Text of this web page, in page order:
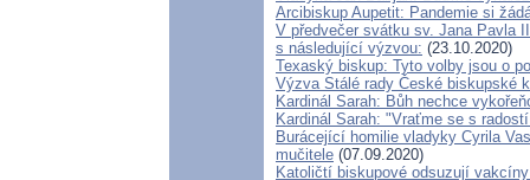
Arcibiskup Aupetit: Pandemie si
V předvečer svátku sv. Jana Pavla
s následující výzvou: (23.10.2020)
Texaský biskup: Tyto volby jsou o
Výzva Stálé rady České biskupské
Kardinál Sarah: Bůh nechce
Kardinál Sarah: "Vraťme se s
Burácející homilie vladyky Cyrila
mučitele (07.09.2020)
Katoličtí biskupové odsuzují